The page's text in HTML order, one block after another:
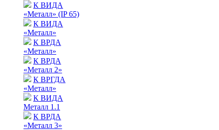
К ВИДА
«Металл» (IP 65)
К ВИДА
«Металл»
К ВРДА
«Металл»
К ВРДА
«Металл 2»
К ВРГДА
«Металл»
К ВИДА
Металл 1.1
К ВРДА
«Металл 3»